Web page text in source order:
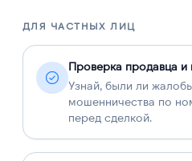
ДЛЯ ЧАСТНЫХ ЛИЦ
Проверка продавца и
Узнай, были ли
мошенничества по
перед сделкой.